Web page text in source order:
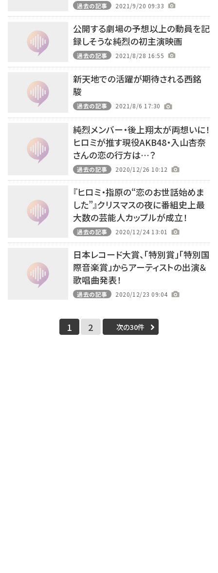
過去の記事 2021/9/20 09:33
公開する劇場の予想以上の動員を記
録しそうな純烈の初主演映画
過去の記事 2021/8/28 16:55
新天地での活躍が期待される西銘
駿
過去の記事 2021/8/6 17:30
純烈メンバー・後上翔太が両想いに！
ヒロミが推す現役AKB48・入山杏奈
さんの恋の行方は…？
過去の記事 2020/12/26 10:12
『ヒロミ・指原の“恋のお世話始めま
した”』クリスマスの夜に番組史上最
大数の芸能人カップルが成立！
過去の記事 2020/12/24 13:01
日本レコード大賞、「特別賞」「特別国
際音楽賞」からアーティストの出演＆
歌唱曲発表！
過去の記事 2020/12/23 09:04
1 2 次の30件